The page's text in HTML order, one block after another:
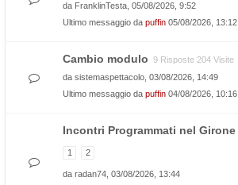
da FranklinTesta , 05/08/2026, 9:52
Ultimo messaggio da puffin 05/08/2026, 13:12
Cambio modulo 9 Risposte 204 Visite
da sistemaspettacolo , 03/08/2026, 14:49
Ultimo messaggio da puffin 04/08/2026, 10:16
Incontri Programmati nel Girone
1 2
da radan74 , 03/08/2026, 13:44